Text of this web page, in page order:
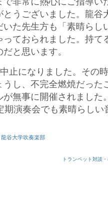
うございました。龍谷
た先生方も「素晴らし
ておられました。持て
と思います。
止になりました。その
し、不完全燃焼だった
無事に開催されました
期演奏会でも素晴らしい
龍谷大学吹奏楽部
トランペット対談